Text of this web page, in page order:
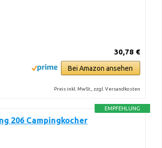
30,78 €
Bei Amazon ansehen
Preis inkl. MwSt., zzgl. Versandkosten
EMPFEHLUNG
206 Campingkocher